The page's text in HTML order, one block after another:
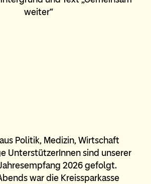
Politik, Medizin, Wirtschaft
UnterstützerInnen sind unserer
2026 gefolgt.
war die Kreissparkasse